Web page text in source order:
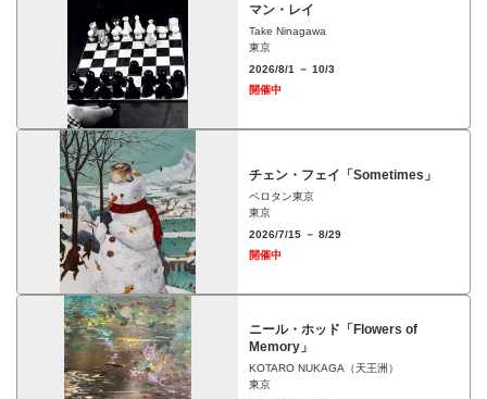
マン・レイ
Take Ninagawa
東京
2026/8/1 － 10/3
開催中
チェン・フェイ「Sometimes」
ペロタン東京
東京
2026/7/15 － 8/29
開催中
ニール・ホッド「Flowers of
Memory」
KOTARO NUKAGA（天王洲）
東京